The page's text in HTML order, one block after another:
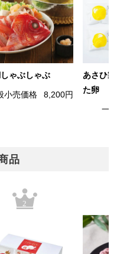
ゃぶしゃぶ
小売価格 8,200円
あさひ
た卵
一
品
2